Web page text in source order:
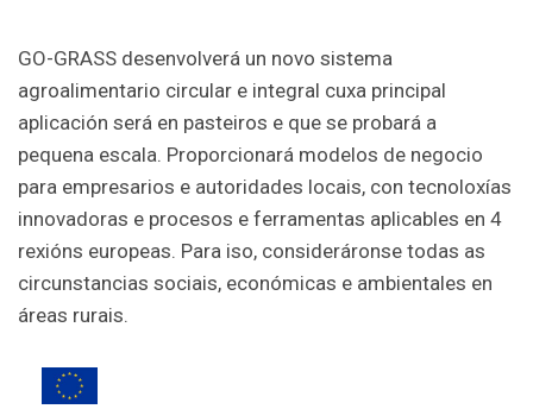
GO-GRASS desenvolverá un novo sistema
agroalimentario circular e integral cuxa principal
aplicación será en pasteiros e que se probará a
pequena escala. Proporcionará modelos de negocio
para empresarios e autoridades locais, con tecnoloxías
innovadoras e procesos e ferramentas aplicables en 4
rexións europeas. Para iso, consideráronse todas as
circunstancias sociais, económicas e ambientales en
áreas rurais.